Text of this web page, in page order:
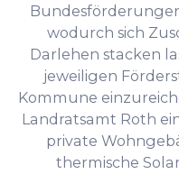
wodurch sich
Darlehen stacken
jeweiligen
Kommune
Landratsamt Roth
private
thermische